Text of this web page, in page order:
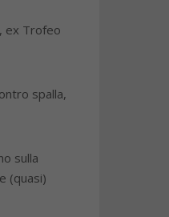
ex Trofeo
spalla,
sulla
(quasi)